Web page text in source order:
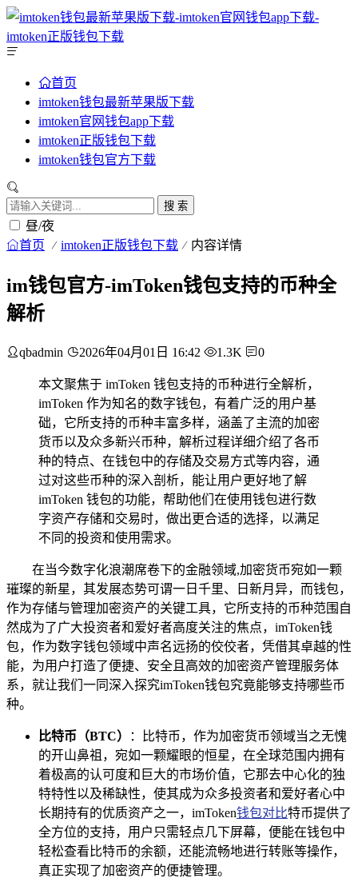
首页
imtoken钱包最新苹果版下载
imtoken官网钱包app下载
imtoken正版钱包下载
imtoken钱包官方下载
搜 索
昼/夜
首页 imtoken正版钱包下载 内容详情
im钱包官方-imToken钱包支持的币种全
解析
qbadmin 2026年04月01日 16:42 1.3K 0
本文聚焦于 imToken 钱包支持的币种进行全解析，
imToken 作为知名的数字钱包，有着广泛的用户基
础，它所支持的币种丰富多样，涵盖了主流的加密
货币以及众多新兴币种，解析过程详细介绍了各币
种的特点、在钱包中的存储及交易方式等内容，通
过对这些币种的深入剖析，能让用户更好地了解
imToken 钱包的功能，帮助他们在使用钱包进行数
字资产存储和交易时，做出更合适的选择，以满足
不同的投资和使用需求。
在当今数字化浪潮席卷下的金融领域,加密货币宛如一颗
璀璨的新星，其发展态势可谓一日千里、日新月异，而钱包，
作为存储与管理加密资产的关键工具，它所支持的币种范围自
然成为了广大投资者和爱好者高度关注的焦点，imToken钱
包，作为数字钱包领域中声名远扬的佼佼者，凭借其卓越的性
能，为用户打造了便捷、安全且高效的加密资产管理服务体
系，就让我们一同深入探究imToken钱包究竟能够支持哪些币
种。
比特币（BTC）
：比特币，作为加密货币领域当之无愧
的开山鼻祖，宛如一颗耀眼的恒星，在全球范围内拥有
着极高的认可度和巨大的市场价值，它那去中心化的独
特特性以及稀缺性，使其成为众多投资者和爱好者心中
长期持有的优质资产之一，imToken钱包对比特币提供了
全方位的支持，用户只需轻点几下屏幕，便能在钱包中
轻松查看比特币的余额，还能流畅地进行转账等操作，
真正实现了加密资产的便捷管理。